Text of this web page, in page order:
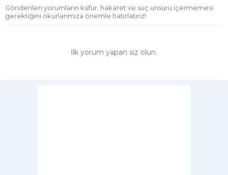
Gönderilen yorumların küfür, hakaret ve suç unsuru içermemesi
gerektiğini okurlarımıza önemle hatırlatırız!
İlk yorum yapan siz olun.